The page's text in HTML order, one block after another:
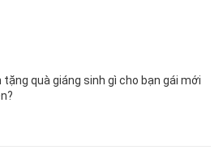
tặng quà giáng sinh gì cho bạn gái mới